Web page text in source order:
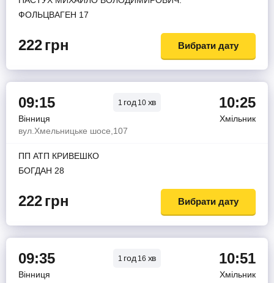
ФОЛЬЦВАГЕН 17
222грн Вибрати дату
09:15 1 год10 хв 10:25
Вінниця
Хмільник
вул.Хмельницьке шосе,107
ПП АТП КРИВЕШКО
БОГДАН 28
222грн Вибрати дату
09:35 1 год16 хв 10:51
Вінниця
Хмільник